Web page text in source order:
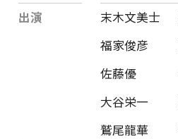
出演
末木文美士
福家俊彦
佐藤優
大谷栄一
鷲尾龍華